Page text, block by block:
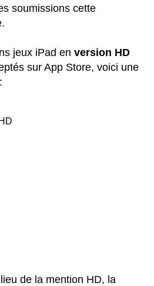
soumissions cette
jeux iPad enversion HD
sur App Store, voici une
de la mention HD, la